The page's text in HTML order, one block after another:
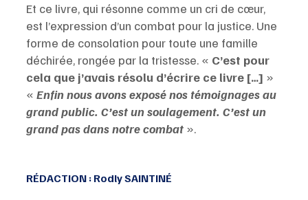
Et ce livre, qui résonne comme un cri de cœur,
est l’expression d’un combat pour la justice. Une
forme de consolation pour toute une famille
déchirée, rongée par la tristesse. « C’est pour
cela que j’avais résolu d’écrire ce livre […] »
« Enfin nous avons exposé nos témoignages au
grand public. C’est un soulagement. C’est un
grand pas dans notre combat ».
RÉDACTION : Rodly SAINTINÉ